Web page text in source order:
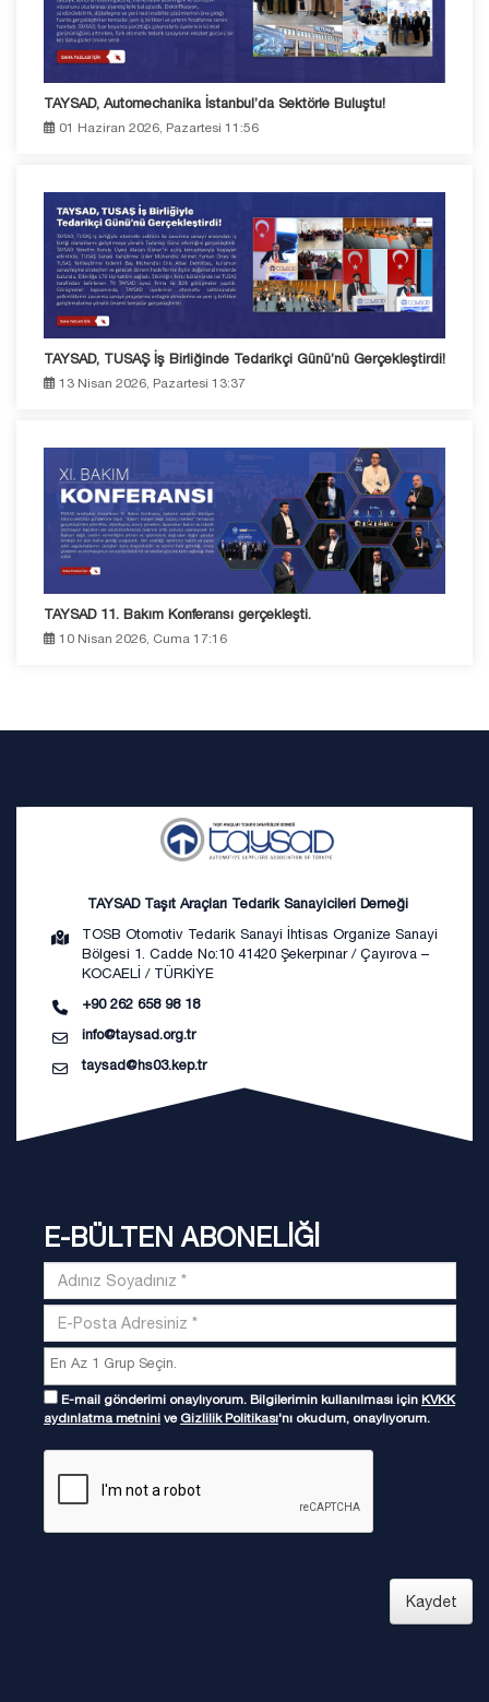
TAYSAD, Automechanika İstanbul’da Sektörle Buluştu!
01 Haziran 2026, Pazartesi 11:56
TAYSAD, TUSAŞ İş Birliğinde Tedarikçi Günü’nü Gerçekleştirdi!
13 Nisan 2026, Pazartesi 13:37
TAYSAD 11. Bakım Konferansı gerçekleşti.
10 Nisan 2026, Cuma 17:16
TAYSAD Taşıt Araçları Tedarik Sanayicileri Derneği
TOSB Otomotiv Tedarik Sanayi İhtisas Organize Sanayi
Bölgesi 1. Cadde No:10 41420 Şekerpınar / Çayırova –
KOCAELİ / TÜRKİYE
+90 262 658 98 18
info@taysad.org.tr
taysad@hs03.kep.tr
E-BÜLTEN ABONELİĞİ
E-mail gönderimi onaylıyorum. Bilgilerimin kullanılması için KVKK
aydınlatma metnini ve Gizlilik Politikası'nı okudum, onaylıyorum.
Kaydet